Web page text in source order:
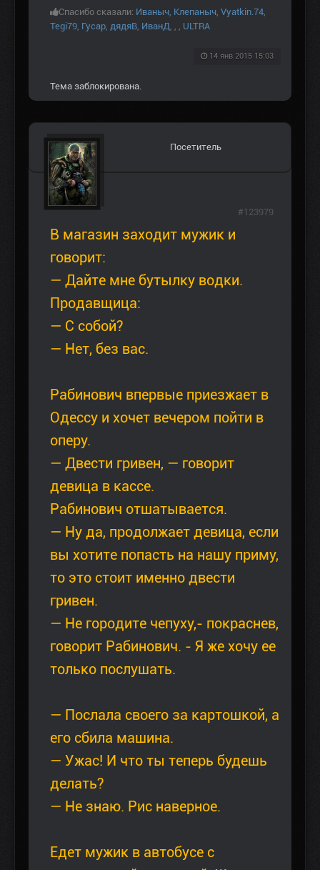
Спасибо сказали: Иваныч Клепаныч Vyatkin.74
Tegi79 Гусар дядяВ ИванД ULTRA
14 янв 2015 15:03
Тема заблокирована.
Посетитель
В магазин заходит мужик и
говорит:
— Дайте мне бутылку водки.
Продавщица:
— С собой?
— Нет, без вас.
Рабинович впервые приезжает в
Одессу и хочет вечером пойти в
оперу.
— Двести гривен, — говорит
девица в кассе.
Рабинович отшатывается.
— Ну да, продолжает девица, если
вы хотите попасть на нашу приму,
то это стоит именно двести
гривен.
— Не городите чепуху,- покраснев,
говорит Рабинович. - Я же хочу ее
только послушать.
— Послала своего за картошкой, а
его сбила машина.
— Ужас! И что ты теперь будешь
делать?
— Не знаю. Рис наверное.
Едет мужик в автобусе с
#123979